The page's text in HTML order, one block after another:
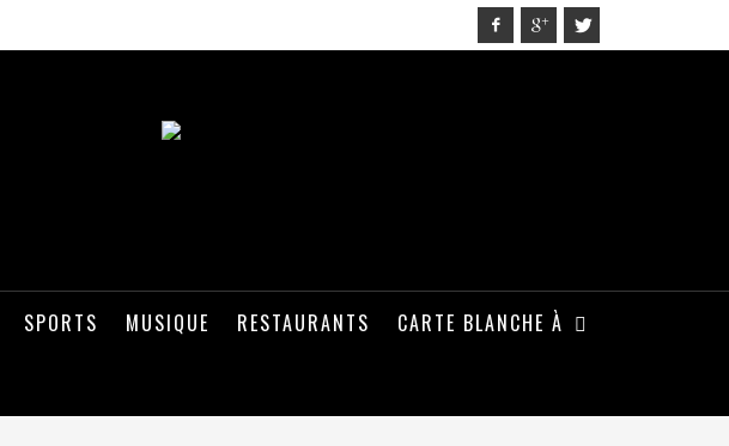
SPORTS MUSIQUE RESTAURANTS CARTE BLANCHE À